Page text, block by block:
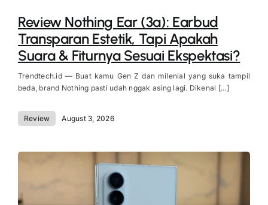
Review Nothing Ear (3a): Earbud
Transparan Estetik, Tapi Apakah
Suara & Fiturnya Sesuai Ekspektasi?
Trendtech.id — Buat kamu Gen Z dan milenial yang suka tampil
beda, brand Nothing pasti udah nggak asing lagi. Dikenal [...]
Review August 3, 2026